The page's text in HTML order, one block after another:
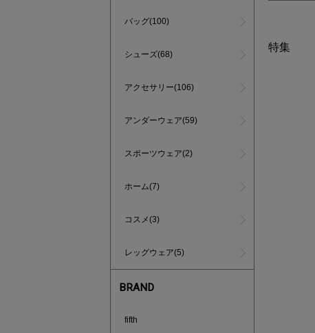
バッグ(100)
シューズ(68)
アクセサリー(106)
アンダーウェア(59)
スポーツウェア(2)
ホーム(7)
コスメ(3)
レッグウェア(5)
BRAND
fifth
特集